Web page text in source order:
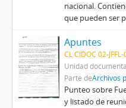
nacional.
que pueden ser
Apuntes
CL CIDOC 02-
Unidad
Parte deArchivos
Punteo sobre
y listado de